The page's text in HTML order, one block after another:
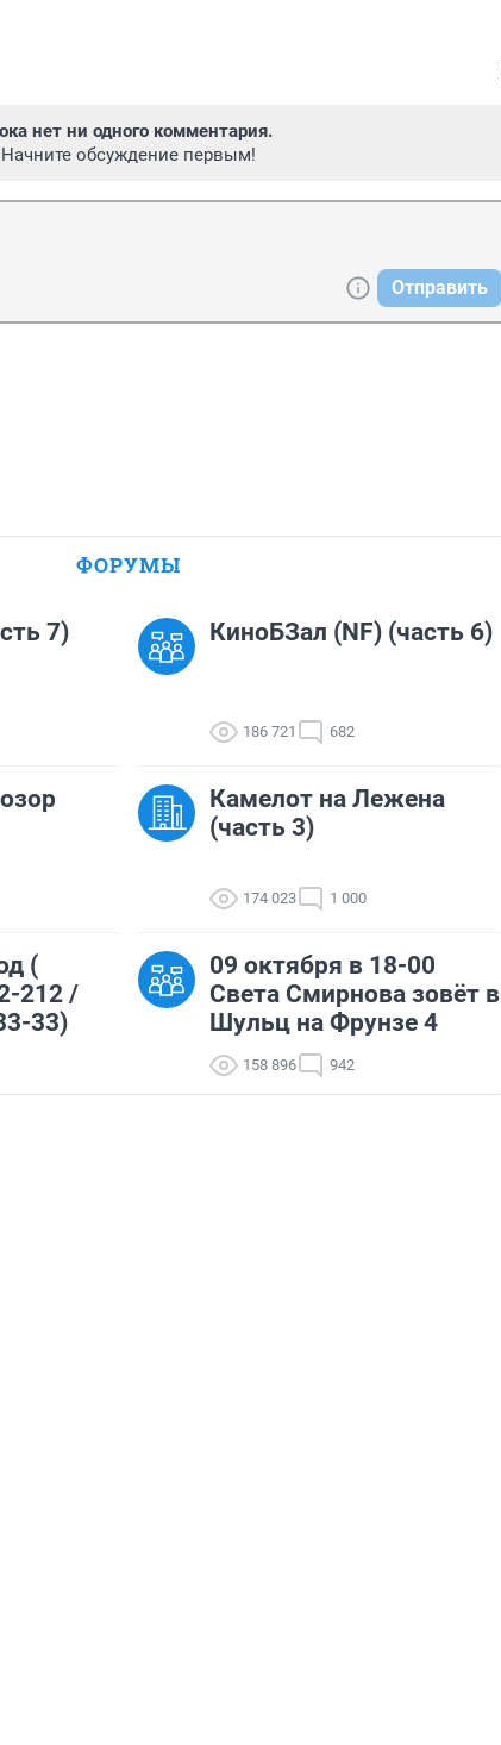
нет ни одного комментария.
Начните обсуждение первым!
Отправить
ФОРУМЫ
7) КиноБЗал (NF) (часть 6)
186 721 682
Камелот на Лежена
(часть 3)
174 023 1 000
(
212 /
33)
09 октября в 18-00
Света Смирнова зовёт в
Шульц на Фрунзе 4
158 896 942